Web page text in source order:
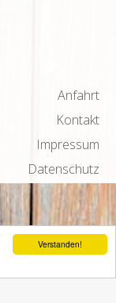
Verstanden!
Anfahrt
Kontakt
Impressum
Datenschutz